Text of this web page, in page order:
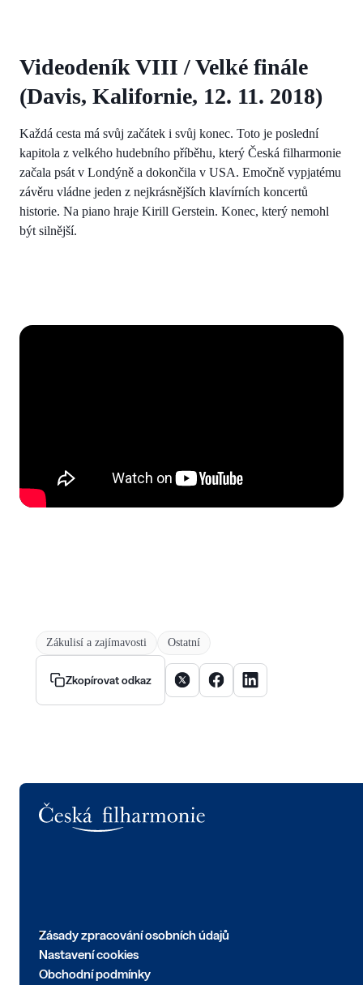
Videodeník VIII / Velké finále
(Davis, Kalifornie, 12. 11. 2018)
Každá cesta má svůj začátek i svůj konec. Toto je poslední
kapitola z velkého hudebního příběhu, který Česká filharmonie
začala psát v Londýně a dokončila v USA. Emočně vypjatému
závěru vládne jeden z nejkrásnějších klavírních koncertů
historie. Na piano hraje Kirill Gerstein. Konec, který nemohl
být silnější.
Zákulisí a zajímavosti Ostatní
Zkopírovat odkaz Sdílet článek na X
Sdílet článek na Facebooku
Sdílet článek na
Zásady zpracování osobních údajů
Nastavení cookies
Obchodní podmínky